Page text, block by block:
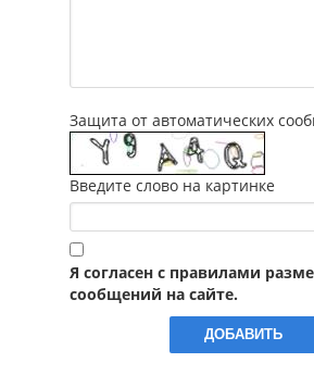
Защита от автоматических
Введите слово на картинке
Я согласен с правилами
сообщений на сайте.